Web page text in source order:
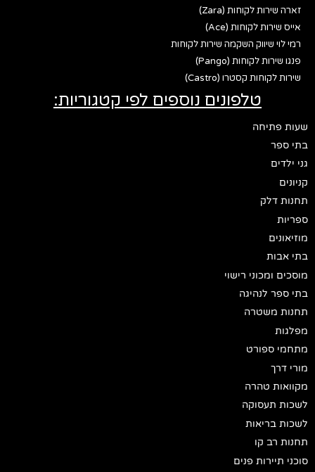
זארה שירות לקוחות (Zara)
אייס שירות לקוחות (Ace)
רמי לוי שיווק השקמה שירות לקוחות
פנגו שירות לקוחות (Pango)
שירות לקוחות קסטרו (Castro)
טלפונים נוספים לפי קטגוריות:
שעות פתיחה
בתי ספר
גני ילדים
קניונים
תחנות דלק
ספריות
מוזיאונים
בתי אבות
מוסכים ומכוני רישוי
בתי ספר לנהיגה
תחנות משטרה
מפלגות
מתחמי ספורט
מורי דרך
מקוואות טהרה
לשכות תעסוקה
לשכות בריאות
תחנות רב קו
סוכני תיירות פנים